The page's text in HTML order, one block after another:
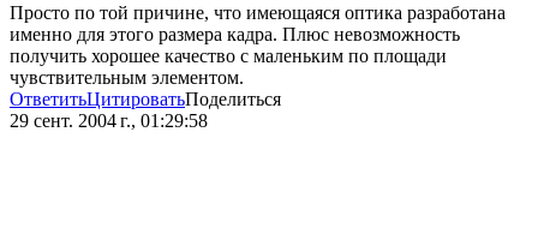
Просто по той причине, что имеющаяся оптика разработана
именно для этого размера кадра. Плюс невозможность
получить хорошее качество с маленьким по площади
чувствительным элементом.
ОтветитьЦитироватьПоделиться
29 сент. 2004 г., 01:29:58